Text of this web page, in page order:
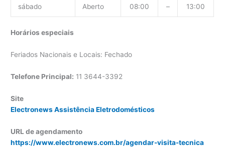
sábado Aberto 08:00 – 13:00
Horários especiais
Feriados Nacionais e Locais: Fechado
Telefone Principal: 11 3644-3392
Site
Electronews Assistência Eletrodomésticos
URL de agendamento
https://www.electronews.com.br/agendar-visita-tecnica